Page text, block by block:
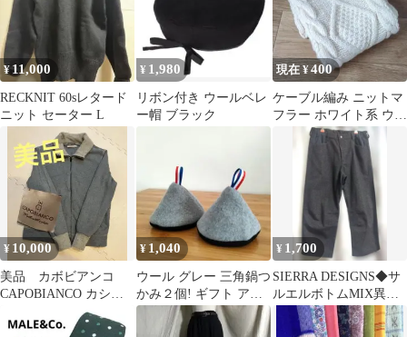
¥11,000
RECKNIT 60sレタード
ニット セーター L
¥ 1,980
リボン付き ウールベレ
ー帽 ブラック
現在 ¥400
ケーブル編み ニットマ
フラー ホワイト系 ウー
¥ 10,000
美品 カボビアンコ
CAPOBIANCO カシミ
ア ジャンパー M 2way
¥ 1,040
ウール グレー 三角鍋つ
かみ２個! ギフト アウ
トドア ハンドメイド 電
子レンジ
¥ 1,700
SIERRA DESIGNS◆サ
ルエルボトムMIX異素
材メンズ極美品